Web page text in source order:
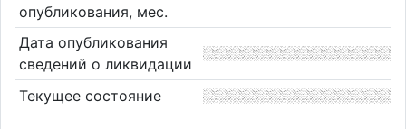
опубликования, мес.
Дата опубликования
сведений о ликвидации
Текущее состояние